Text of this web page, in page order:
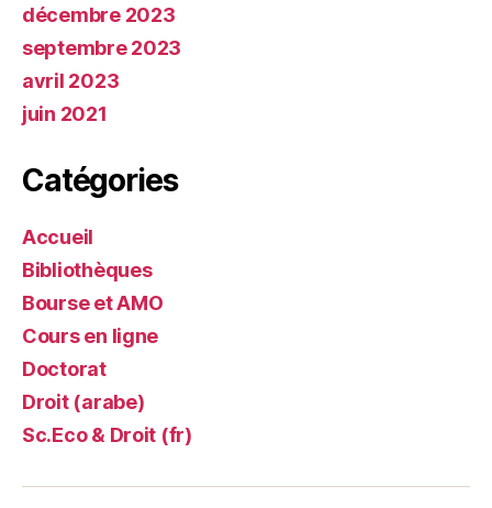
décembre 2023
septembre 2023
avril 2023
juin 2021
Catégories
Accueil
Bibliothèques
Bourse et AMO
Cours en ligne
Doctorat
Droit (arabe)
Sc.Eco & Droit (fr)